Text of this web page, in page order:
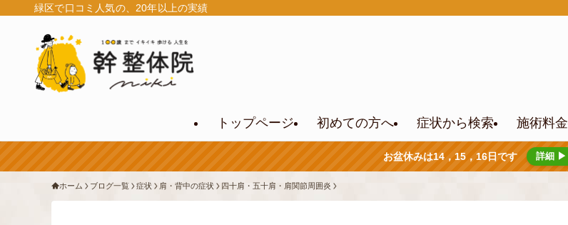
緑区で口コミ人気の、20年以上の実績
トップページ 初めての方へ 症状から検索 施術料金
お盆休みは14，15，16日です 詳細 ▶
ホーム ブログ一覧 症状 肩・背中の症状 四十肩・五十肩・肩関節周囲炎